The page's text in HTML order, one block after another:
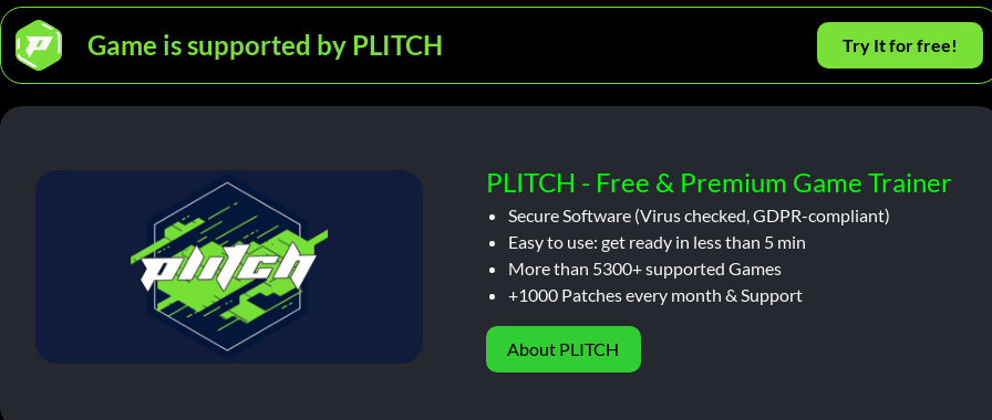
Game is supported by PLITCH Try It for free!
PLITCH - Free & Premium Game Trainer
Secure Software (Virus checked, GDPR-compliant)
Easy to use: get ready in less than 5 min
More than 5300+ supported Games
+1000 Patches every month & Support
About PLITCH